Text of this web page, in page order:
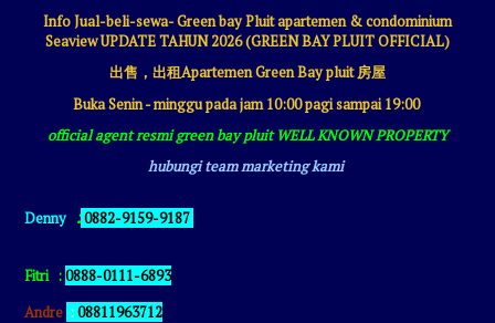
Info Jual-beli-sewa- Green bay Pluit apartemen & condominium
Seaview UPDATE TAHUN 2026 (GREEN BAY PLUIT OFFICIAL)
出售，出租Apartemen Green Bay pluit 房屋
Buka Senin - minggu pada jam 10:00 pagi sampai 19:00
official agent resmi green bay pluit WELL KNOWN PROPERTY
hubungi team marketing kami
Denny :0882-9159-9187
Fitri :0888-0111-6893
Andre :08811963712